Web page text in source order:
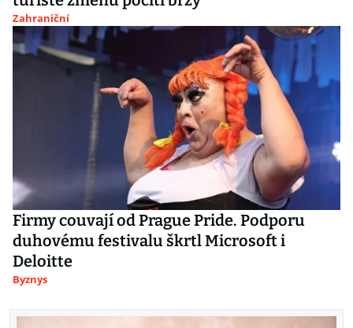
Zahraniční
Firmy couvají od Prague Pride. Podporu
duhovému festivalu škrtl Microsoft i
Deloitte
Byznys